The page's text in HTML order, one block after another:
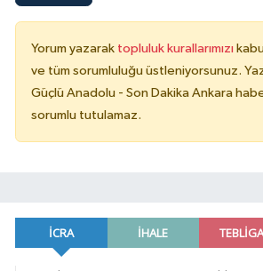
Yorum yazarak topluluk kurallarımızı
ve tüm sorumluluğu üstleniyorsunuz.
Güçlü Anadolu - Son Dakika Ankara
sorumlu tutulamaz.